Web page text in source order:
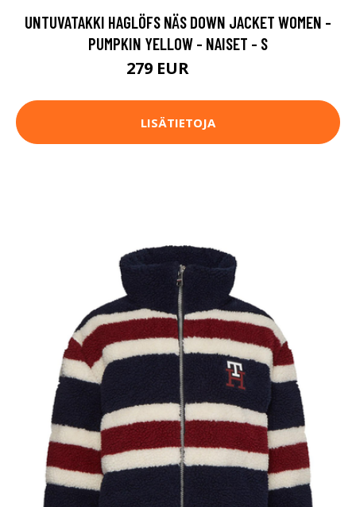
UNTUVATAKKI HAGLÖFS NÄS DOWN JACKET WOMEN -
PUMPKIN YELLOW - NAISET - S
279 EUR
LISÄTIETOJA